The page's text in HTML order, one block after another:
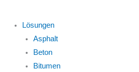
Lösungen
Asphalt
Beton
Bitumen